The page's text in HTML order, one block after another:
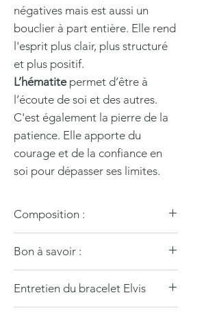
négatives mais est aussi un
bouclier à part entière. Elle rend
l'esprit plus clair, plus structuré
et plus positif.
L’hématitepermet d’être à
l’écoute de soi et des autres.
C'est également la pierre de la
patience. Elle apporte du
courage et de la confiance en
soi pour dépasser ses limites.
Composition :
Labradorite
Perles argent 925
Hématite
Bon à savoir :
naturelles, réalisés artisanalement
avec soin & amour 🤍
Entretien du bracelet Elvis